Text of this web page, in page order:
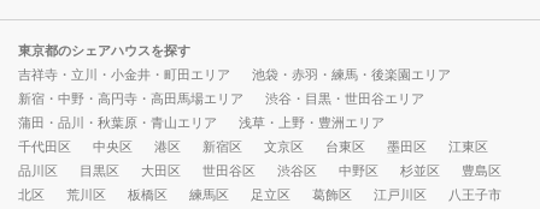
東京都のシェアハウスを探す
吉祥寺・立川・小金井・町田エリア
池袋・赤羽・練馬・後楽園エリア
新宿・中野・高円寺・高田馬場エリア
渋谷・目黒・世田谷エリア
蒲田・品川・秋葉原・青山エリア
浅草・上野・豊洲エリア
千代田区
中央区 港区 新宿区 文京区 台東区 墨田区
江東区
品川区
目黒区 大田区 世田谷区 渋谷区 中野区 杉並区
豊島区
北区
荒川区 板橋区 練馬区 足立区 葛飾区 江戸川区
八王子市